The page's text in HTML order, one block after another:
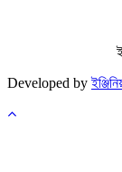
Developed by